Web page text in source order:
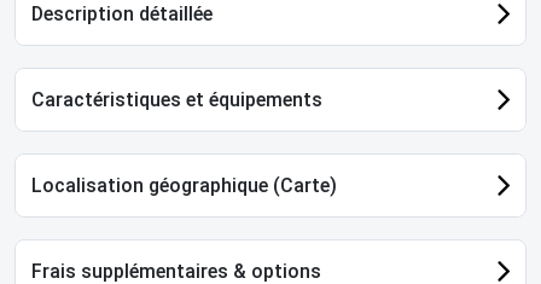
Description détaillée
Caractéristiques et équipements
Localisation géographique (Carte)
Frais supplémentaires & options